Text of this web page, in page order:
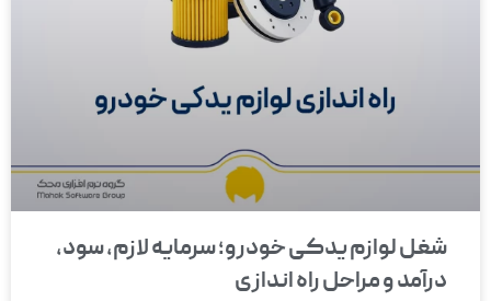
شغل لوازم یدکی خودرو؛ سرمایه لازم، سود،
درآمد و مراحل راه اندازی